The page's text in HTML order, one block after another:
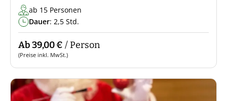
ab 15 Personen
Dauer: 2,5 Std.
Ab 39,00 € / Person
(Preise inkl. MwSt.)